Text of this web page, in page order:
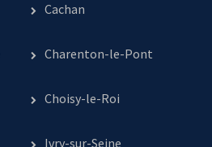
Cachan
Charenton-le-Pont
Choisy-le-Roi
Ivry-sur-Seine